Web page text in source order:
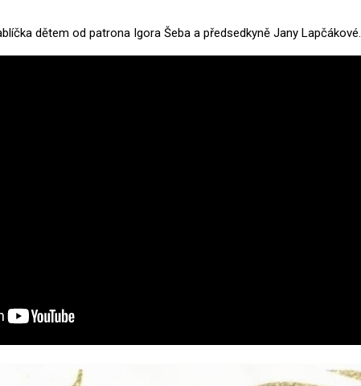
dětem od patrona Igora Šeba a předsedkyně Jany Lapčákové.